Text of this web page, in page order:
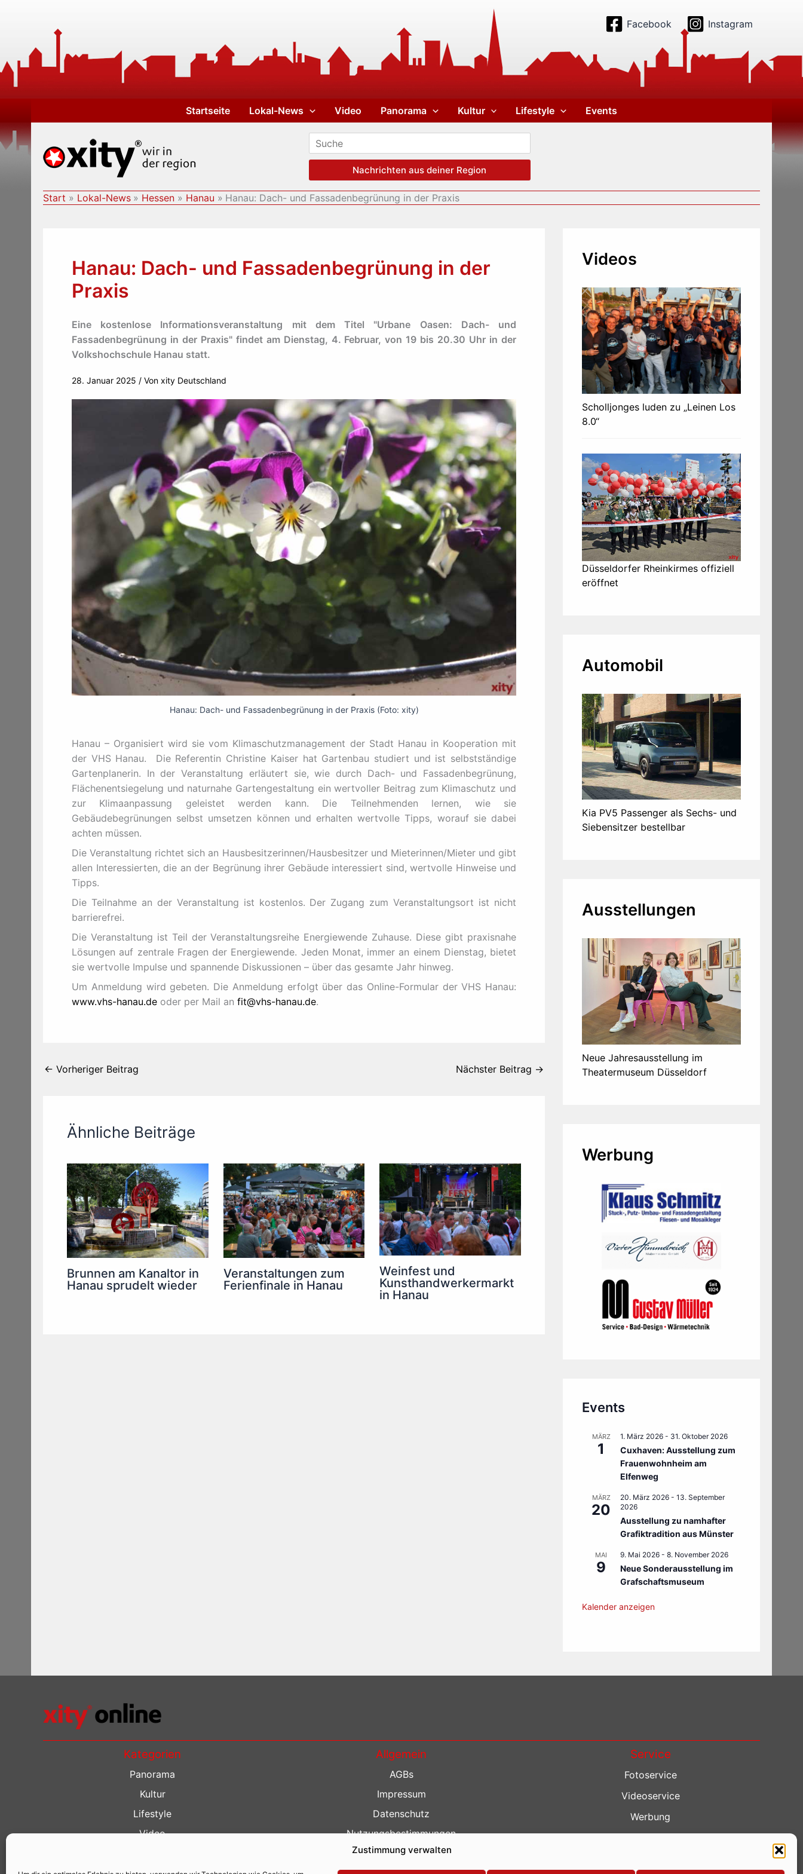
Zustimmung verwalten
Facebook Instagram
Startseite Lokal-News Video Panorama Kultur Lifestyle Events
Nachrichten aus deiner Region
Start Lokal-News Hessen Hanau Hanau: Dach- und Fassadenbegrünung in der Praxis
Hanau: Dach- und Fassadenbegrünung in der
Praxis
Eine kostenlose Informationsveranstaltung mit dem Titel "Urbane Oasen: Dach- und
Fassadenbegrünung in der Praxis" findet am Dienstag, 4. Februar, von 19 bis 20.30 Uhr in der
Volkshochschule Hanau statt.
28. Januar 2025 / Von xity Deutschland
Hanau: Dach- und Fassadenbegrünung in der Praxis (Foto: xity)
Hanau – Organisiert wird sie vom Klimaschutzmanagement der Stadt Hanau in Kooperation mit
der VHS Hanau. Die Referentin Christine Kaiser hat Gartenbau studiert und ist selbstständige
Gartenplanerin. In der Veranstaltung erläutert sie, wie durch Dach- und Fassadenbegrünung,
Flächenentsiegelung und naturnahe Gartengestaltung ein wertvoller Beitrag zum Klimaschutz und
zur Klimaanpassung geleistet werden kann. Die Teilnehmenden lernen, wie sie
Gebäudebegrünungen selbst umsetzen können und erhalten wertvolle Tipps, worauf sie dabei
achten müssen.
Die Veranstaltung richtet sich an Hausbesitzerinnen/Hausbesitzer und Mieterinnen/Mieter und gibt
allen Interessierten, die an der Begrünung ihrer Gebäude interessiert sind, wertvolle Hinweise und
Tipps.
Die Teilnahme an der Veranstaltung ist kostenlos. Der Zugang zum Veranstaltungsort ist nicht
barrierefrei.
Die Veranstaltung ist Teil der Veranstaltungsreihe Energiewende Zuhause. Diese gibt praxisnahe
Lösungen auf zentrale Fragen der Energiewende. Jeden Monat, immer an einem Dienstag, bietet
sie wertvolle Impulse und spannende Diskussionen – über das gesamte Jahr hinweg.
Um Anmeldung wird gebeten. Die Anmeldung erfolgt über das Online-Formular der VHS Hanau:
www.vhs-hanau.de oder per Mail an fit@vhs-hanau.de.
← Vorheriger Beitrag Nächster Beitrag →
Ähnliche Beiträge
Brunnen am Kanaltor in
Hanau sprudelt wieder
Veranstaltungen zum
Ferienfinale in Hanau
Weinfest und
Kunsthandwerkermarkt
in Hanau
Videos
Scholljonges luden zu „Leinen Los
8.0“
Düsseldorfer Rheinkirmes offiziell
eröffnet
Automobil
Kia PV5 Passenger als Sechs- und
Siebensitzer bestellbar
Ausstellungen
Neue Jahresausstellung im
Theatermuseum Düsseldorf
Werbung
Events
MÄRZ
1
1. März 2026 - 31. Oktober 2026
Cuxhaven: Ausstellung zum
Frauenwohnheim am
Elfenweg
MÄRZ
20
20. März 2026 - 13. September
2026
Ausstellung zu namhafter
Grafiktradition aus Münster
MAI
9
9. Mai 2026 - 8. November 2026
Neue Sonderausstellung im
Grafschaftsmuseum
Kalender anzeigen
Kategorien
Panorama
Kultur
Lifestyle
Video
Allgemein
AGBs
Impressum
Datenschutz
Nutzungsbestimmungen
Kontakt
Service
Fotoservice
Videoservice
Werbung